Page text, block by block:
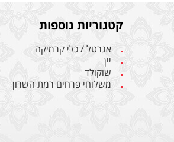
קטגוריות נוספות
אגרטל / כלי קרמיקה
יין
שוקולד
משלוחי פרחים רמת השרון